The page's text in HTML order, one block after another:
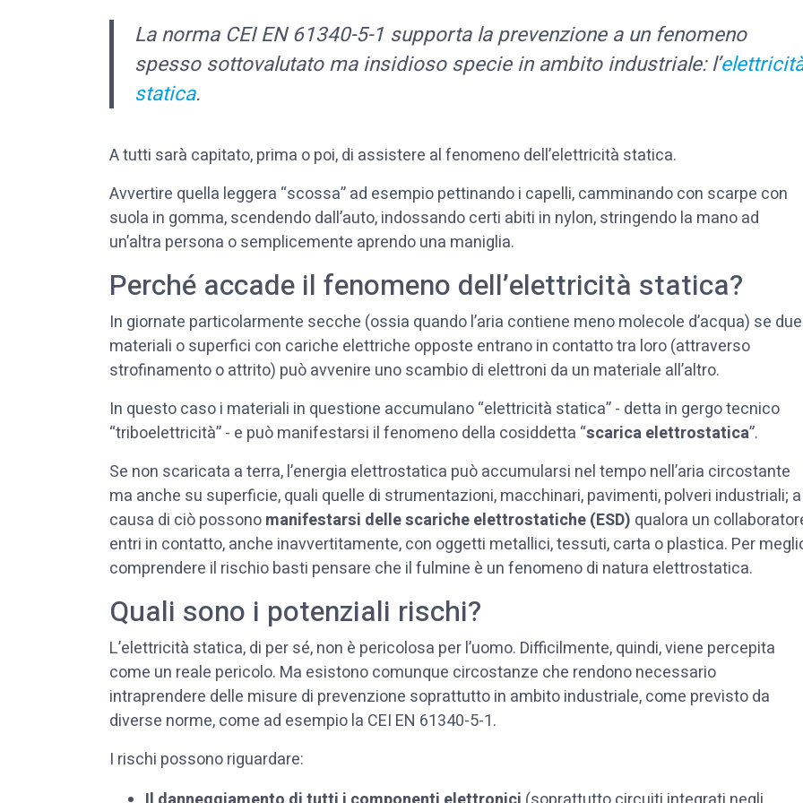
La norma CEI EN 61340-5-1 supporta la prevenzione a un fenomeno
spesso sottovalutato ma insidioso specie in ambito industriale: l’
statica.
A tutti sarà capitato, prima o poi, di assistere al fenomeno dell’elettricità statica.
Avvertire quella leggera “scossa” ad esempio pettinando i capelli, camminando con scarpe con
suola in gomma, scendendo dall’auto, indossando certi abiti in nylon, stringendo la mano ad
un’altra persona o semplicemente aprendo una maniglia.
Perché accade il fenomeno dell’elettricità statica?
In giornate particolarmente secche (ossia quando l’aria contiene meno molecole d’acqua) se due
materiali o superfici con cariche elettriche opposte entrano in contatto tra loro (attraverso
strofinamento o attrito) può avvenire uno scambio di elettroni da un materiale all’altro.
In questo caso i materiali in questione accumulano “elettricità statica” - detta in gergo tecnico
“triboelettricità” - e può manifestarsi il fenomeno della cosiddetta “scarica elettrostatica”.
Se non scaricata a terra, l’energia elettrostatica può accumularsi nel tempo nell’aria circostante
ma anche su superficie, quali quelle di strumentazioni, macchinari, pavimenti, polveri industriali; a
causa di ciò possonomanifestarsi delle scariche elettrostatiche (ESD) qualora un
entri in contatto, anche inavvertitamente, con oggetti metallici, tessuti, carta o plastica. Per
comprendere il rischio basti pensare che il fulmine è un fenomeno di natura elettrostatica.
Quali sono i potenziali rischi?
L’elettricità statica, di per sé, non è pericolosa per l’uomo. Difficilmente, quindi, viene percepita
come un reale pericolo. Ma esistono comunque circostanze che rendono necessario
intraprendere delle misure di prevenzione soprattutto in ambito industriale, come previsto da
diverse norme, come ad esempio la CEI EN 61340-5-1.
I rischi possono riguardare: